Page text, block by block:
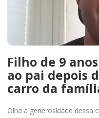
Filho de 9
ao pai depois
carro da
Olha a generosidade dessa